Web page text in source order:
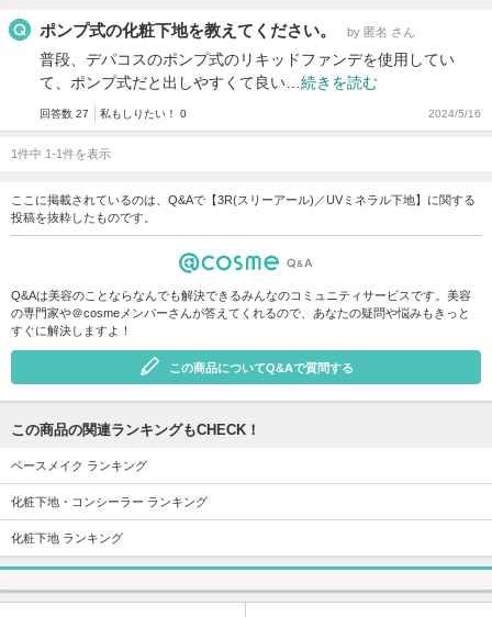
ポンプ式の化粧下地を教えてください。 by 匿名 さん
普段、デパコスのポンプ式のリキッドファンデを使用してい
て、ポンプ式だと出しやすくて良い… 続きを読む
回答数 27 私もしりたい！ 0 2024/5/16
1件中 1-1件を表示
ここに掲載されているのは、Q&Aで【3R(スリーアール)／UVミネラル下地】に関する
投稿を抜粋したものです。
Q&Aは美容のことならなんでも解決できるみんなのコミュニティサービスです。美容
の専門家や＠cosmeメンバーさんが答えてくれるので、あなたの疑問や悩みもきっと
すぐに解決しますよ！
この商品についてQ&Aで質問する
この商品の関連ランキングもCHECK！
ベースメイク ランキング
化粧下地・コンシーラー ランキング
化粧下地 ランキング